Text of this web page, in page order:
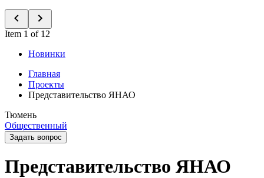
Item 1 of 12
Новинки
Главная
Проекты
Представительство ЯНАО
Тюмень
Общественный
Задать вопрос
Представительство ЯНАО